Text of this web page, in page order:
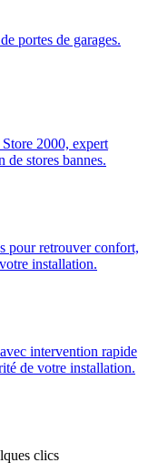
portes de garages.
2000, expert
de stores bannes.
pour retrouver confort,
installation.
intervention rapide
de votre installation.
clics